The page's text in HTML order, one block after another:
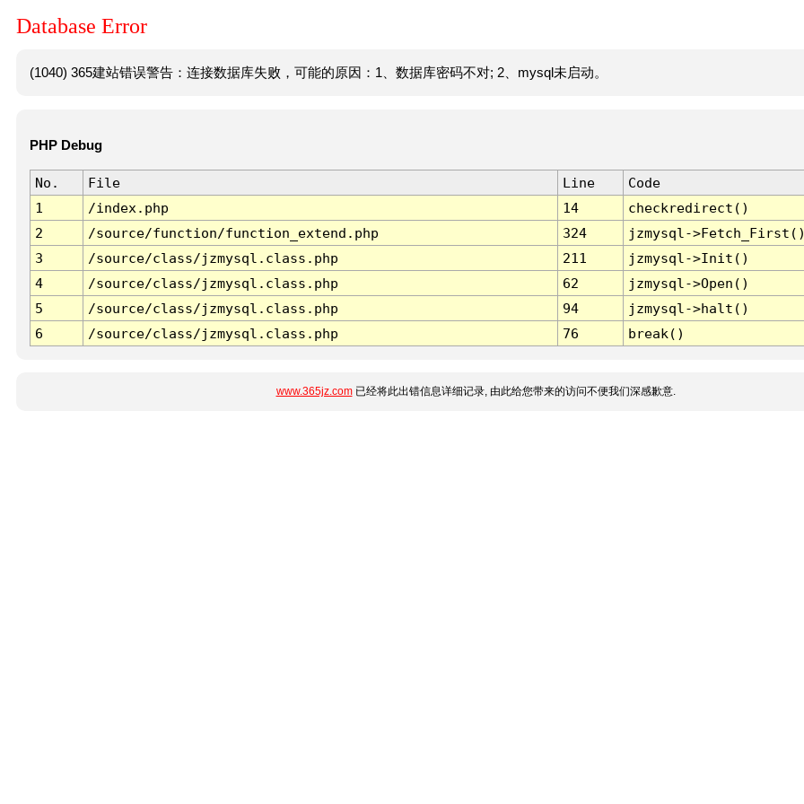
Database Error
(1040) 365建站错误警告：连接数据库失败，可能的原因：1、数据库密码不对; 2、mysql未启动。
PHP Debug
No. File Line
Code
1
/index.php 14
checkredirect()
2
/source/function/function_extend.php 324
jzmysql-
3
/source/class/jzmysql.class.php 211
jzmysql->Init()
4
/source/class/jzmysql.class.php 62
jzmysql->Open()
5
/source/class/jzmysql.class.php 94
jzmysql->halt()
6
/source/class/jzmysql.class.php 76 break()
www.365jz.com已经将此出错信息详细记录, 由此给您带来的访问不便我们深感歉意.